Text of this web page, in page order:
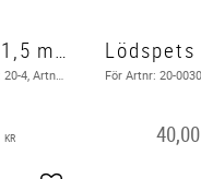
Lödspets 1,5 mm
KR 40,00